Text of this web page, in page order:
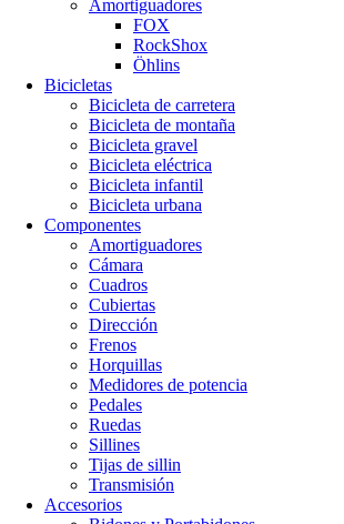
Amortiguadores
FOX
RockShox
Öhlins
Bicicletas
Bicicleta de carretera
Bicicleta de montaña
Bicicleta gravel
Bicicleta eléctrica
Bicicleta infantil
Bicicleta urbana
Componentes
Amortiguadores
Cámara
Cuadros
Cubiertas
Dirección
Frenos
Horquillas
Medidores de potencia
Pedales
Ruedas
Sillines
Tijas de sillin
Transmisión
Accesorios